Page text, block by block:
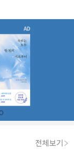
전체보기